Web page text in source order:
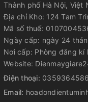
Thành phố Hà Nội, Việt
Địa chỉ Kho: 124 Tam
Mã số thuế:
Ngày cấp: ngày 24
Nơi cấp: Phòng đăng kí
Website:
Điện thoại:
Email: